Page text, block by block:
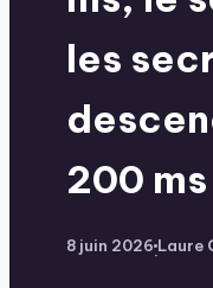
les
200 ms
8 juin 2026
·
Laure